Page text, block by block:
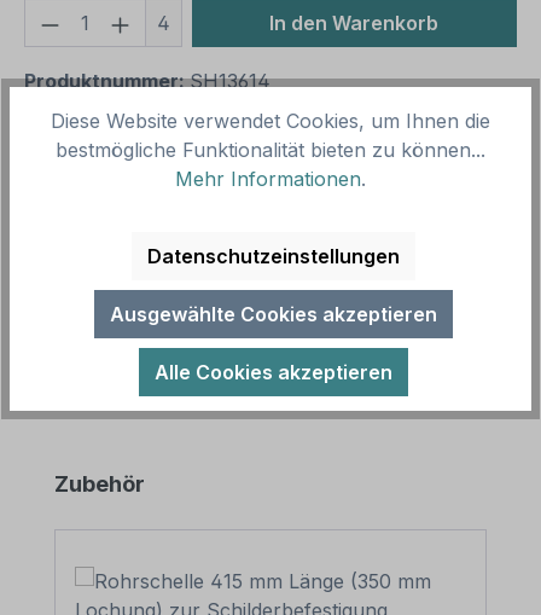
Produkt Anzahl: Gib den
4 In den Warenkorb
Produktnummer:SH13614
Vorlagenummer: VBT-94-K
Einhornklo - Kombi aus unserer Fun-Schild reihe
Merkmale des Verbotsschildes…Mehr
Produktgalerie überspringen
Zubehör
Diese Website verwendet Cookies, um Ihnen die
bestmögliche Funktionalität bieten zu können...
Mehr Informationen.
Datenschutzeinstellungen
Ausgewählte Cookies akzeptieren
Alle Cookies akzeptieren